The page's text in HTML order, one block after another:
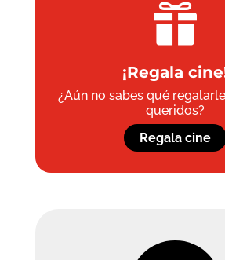

¡Regala
¿Aún no sabes qué
queridos?
Regala cine